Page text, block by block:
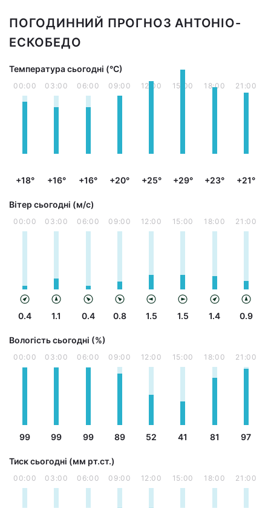
ПОГОДИННИЙ ПРОГНОЗ АНТОНІО-
ЕСКОБЕДО
Температура сьогодні (°С)
00:00
+18°
03:00
+16°
06:00
+16°
09:00
+20°
12:00
+25°
15:00
+29°
18:00
+23°
21:00
+21°
Вітер сьогодні (м/с)
00:00
0.4
03:00
1.1
06:00
0.4
09:00
0.8
12:00
1.5
15:00
1.5
18:00
1.4
21:00
0.9
Вологість сьогодні (%)
00:00
99
03:00
99
06:00
99
09:00
89
12:00
52
15:00
41
18:00
81
21:00
97
Тиск сьогодні (мм рт.ст.)
00:00 03:00 06:00 09:00 12:00 15:00 18:00 21:00